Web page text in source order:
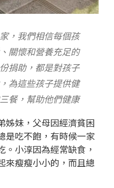
，我們相信每個孩
關懷和營養充足的
捐助，都是對孩子
為這些孩子提供健
餐，幫助他們健康
姊妹，父母因經濟貧困
是吃不飽，有時候一家
。小淳因為經常缺食，
來瘦瘦小小的，而且總